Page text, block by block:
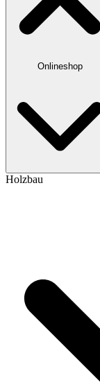
Onlineshop
Holzbau